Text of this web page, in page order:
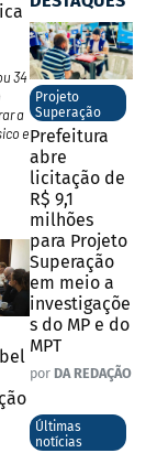
34
a
e
Projeto
Superação
Prefeitura
abre
licitação de
R$ 9,1
milhões
para Projeto
Superação
em meio a
investigaçõe
s do MP e do
MPT
por DA REDAÇÃO
Últimas
notícias